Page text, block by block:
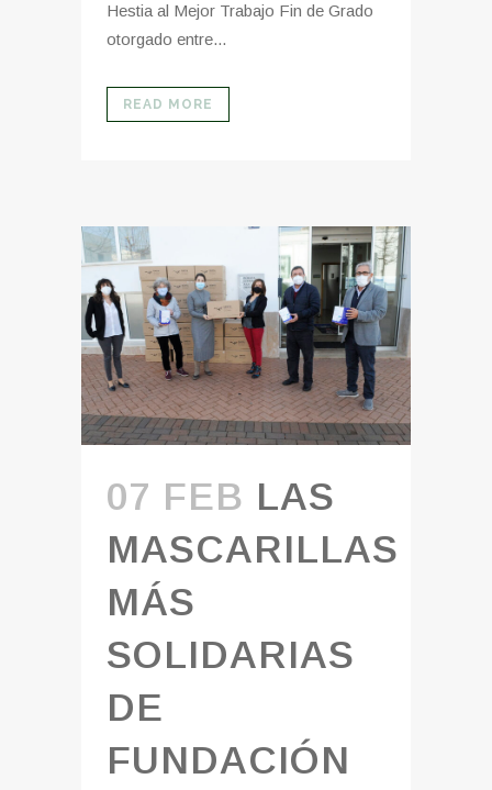
Hestia al Mejor Trabajo Fin de Grado
otorgado entre...
READ MORE
07 FEB LAS
MASCARILLAS
MÁS
SOLIDARIAS
DE
FUNDACIÓN